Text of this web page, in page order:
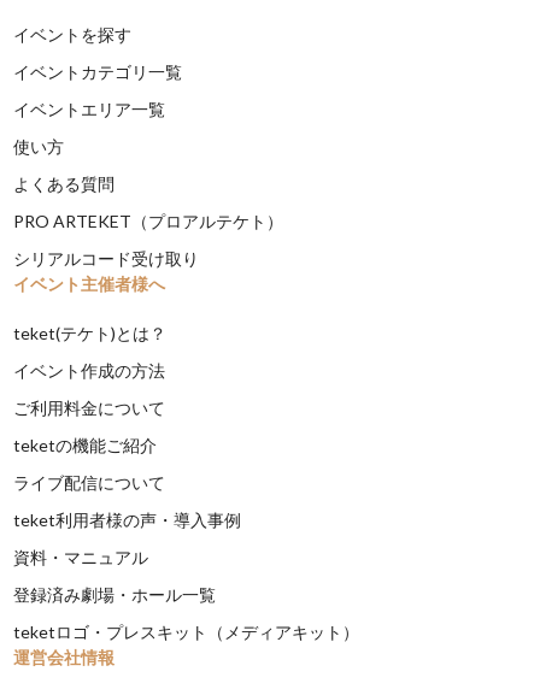
イベントを探す
イベントカテゴリ一覧
イベントエリア一覧
使い方
よくある質問
PRO ARTEKET（プロアルテケト）
シリアルコード受け取り
イベント主催者様へ
teket(テケト)とは？
イベント作成の方法
ご利用料金について
teketの機能ご紹介
ライブ配信について
teket利用者様の声・導入事例
資料・マニュアル
登録済み劇場・ホール一覧
teketロゴ・プレスキット（メディアキット）
運営会社情報